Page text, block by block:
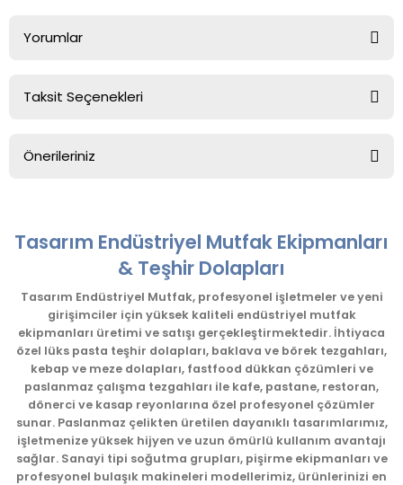
Yorumlar
Taksit Seçenekleri
Önerileriniz
kullanarak tarafımıza iletebilirsiniz.
Görüş ve önerileriniz için teşekkür ederiz.
Ürün resmi kalitesiz, bozuk veya görüntülenemiyor.
Ürün açıklamasında eksik bilgiler bulunuyor.
Ürün bilgilerinde hatalar bulunuyor.
Ürün fiyatı diğer sitelerden daha pahalı.
Bu ürüne benzer farklı alternatifler olmalı.
Tasarım Endüstriyel Mutfak Ekipmanları
& Teşhir Dolapları
Tasarım Endüstriyel Mutfak, profesyonel işletmeler ve yeni
girişimciler için yüksek kaliteli endüstriyel mutfak
ekipmanları üretimi ve satışı gerçekleştirmektedir. İhtiyaca
özel lüks pasta teşhir dolapları, baklava ve börek tezgahları,
kebap ve meze dolapları, fastfood dükkan çözümleri ve
paslanmaz çalışma tezgahları ile kafe, pastane, restoran,
dönerci ve kasap reyonlarına özel profesyonel çözümler
sunar. Paslanmaz çelikten üretilen dayanıklı tasarımlarımız,
işletmenize yüksek hijyen ve uzun ömürlü kullanım avantajı
sağlar. Sanayi tipi soğutma grupları, pişirme ekipmanları ve
profesyonel bulaşık makineleri modellerimiz, ürünlerinizi en